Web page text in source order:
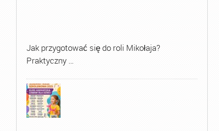
Jak przygotować się do roli Mikołaja?
Praktyczny …